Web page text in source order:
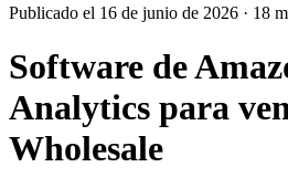
Publicado el 16 de junio de 2026 · 18
Software de
Analytics para
Wholesale